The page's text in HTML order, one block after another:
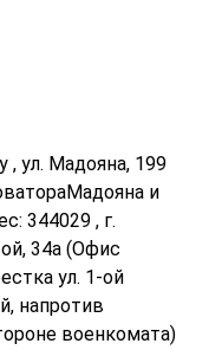
, ул. Мадояна, 199
и
344029 , г.
34а (Офис
ул. 1-ой
напротив
военкомата)